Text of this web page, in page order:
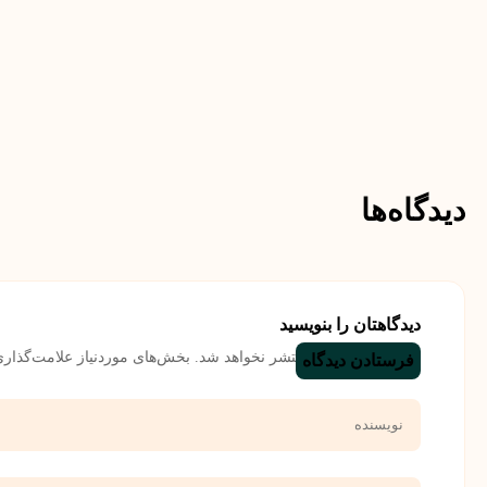
دیدگاه‌ها
دیدگاهتان را بنویسید
نشانی ایمیل شما منتشر نخواهد شد. بخش‌های موردنیاز